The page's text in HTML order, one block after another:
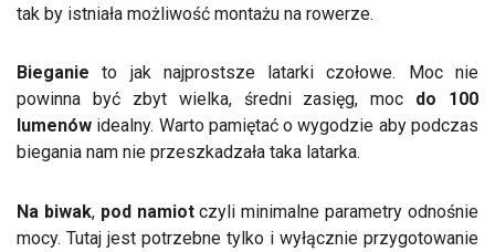
tak by istniała możliwość montażu na rowerze.
Bieganie to jak najprostsze latarki czołowe. Moc nie
powinna być zbyt wielka, średni zasięg, moc do 100
lumenów idealny. Warto pamiętać o wygodzie aby podczas
biegania nam nie przeszkadzała taka latarka.
Na biwak, pod namiotczyli minimalne parametry odnośnie
mocy. Tutaj jest potrzebne tylko i wyłącznie przygotowanie